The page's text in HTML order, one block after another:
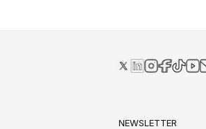
NEWSLETTER